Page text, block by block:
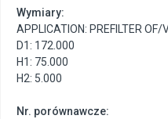
Wymiary:
APPLICATION: PREFILTER
D1: 172.000
H1: 75.000
H2: 5.000
Nr. porównawcze: